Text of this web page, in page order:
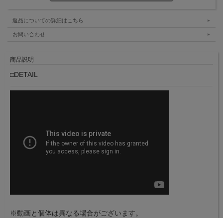
返品についての詳細はこちら
お問い合わせ
商品説明
□DETAIL
※動画と個体は異なる場合がございます。